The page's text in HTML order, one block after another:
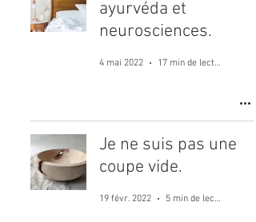
ayurvéda et
neurosciences.
4 mai 2022 17 min de lecture
Je ne suis pas une
coupe vide.
19 févr. 2022 5 min de lecture